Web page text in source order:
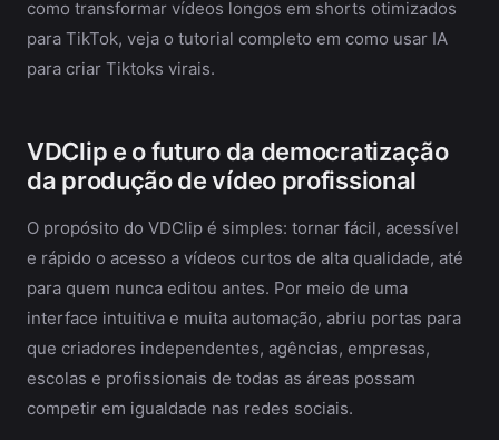
como transformar vídeos longos em shorts otimizados
para TikTok, veja o tutorial completo em como usar IA
para criar Tiktoks virais.
VDClip e o futuro da democratização
da produção de vídeo profissional
O propósito do VDClip é simples: tornar fácil, acessível
e rápido o acesso a vídeos curtos de alta qualidade, até
para quem nunca editou antes. Por meio de uma
interface intuitiva e muita automação, abriu portas para
que criadores independentes, agências, empresas,
escolas e profissionais de todas as áreas possam
competir em igualdade nas redes sociais.